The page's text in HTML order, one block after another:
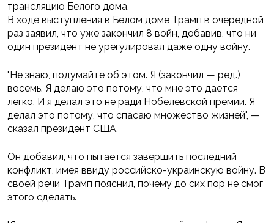
трансляцию Белого дома.
В ходе выступления в Белом доме Трамп в очередной
раз заявил, что уже закончил 8 войн, добавив, что ни
один президент не урегулировал даже одну войну.
"Не знаю, подумайте об этом. Я (закончил — ред.)
восемь. Я делаю это потому, что мне это дается
легко. И я делал это не ради Нобелевской премии. Я
делал это потому, что спасаю множество жизней", —
сказал президент США.
Он добавил, что пытается завершить последний
конфликт, имея ввиду российско-украинскую войну. В
своей речи Трамп пояснил, почему до сих пор не смог
этого сделать.